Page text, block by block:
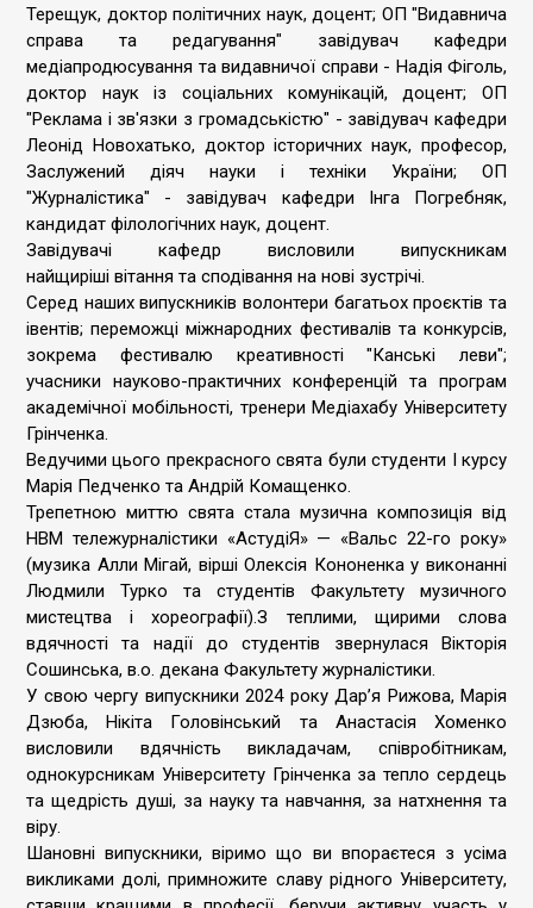
Терещук, доктор політичних наук, доцент; ОП "Видавнича
справа та редагування" завідувач кафедри
медіапродюсування та видавничої справи - Надія Фіголь,
доктор наук із соціальних комунікацій, доцент; ОП
"Реклама і зв'язки з громадськістю" - завідувач кафедри
Леонід Новохатько, доктор історичних наук, професор,
Заслужений діяч науки і техніки України; ОП
"Журналістика" - завідувач кафедри Інга Погребняк,
кандидат філологічних наук, доцент.
Завідувачі кафедр висловили випускникам
найщиріші вітання та сподівання на нові зустрічі.
Серед наших випускників волонтери багатьох проєктів та
івентів; переможці міжнародних фестивалів та конкурсів,
зокрема фестивалю креативності "Канські леви";
учасники науково-практичних конференцій та програм
академічної мобільності, тренери Медіахабу Університету
Грінченка.
Ведучими цього прекрасного свята були студенти І курсу
Марія Педченко та Андрій Комащенко.
Трепетною миттю свята стала музична композиція від
НВМ тележурналістики «АстудіЯ» — «Вальс 22-го року»
(музика Алли Мігай, вірші Олексія Кононенка у виконанні
Людмили Турко та студентів Факультету музичного
мистецтва і хореографії).З теплими, щирими слова
вдячності та надії до студентів звернулася Вікторія
Сошинська, в.о. декана Факультету журналістики.
У свою чергу випускники 2024 року Дар’я Рижова, Марія
Дзюба, Нікіта Головінський та Анастасія Хоменко
висловили вдячність викладачам, співробітникам,
однокурсникам Університету Грінченка за тепло сердець
та щедрість душі, за науку та навчання, за натхнення та
віру.
Шановні випускники, віримо що ви впораєтеся з усіма
викликами долі, примножите славу рідного Університету,